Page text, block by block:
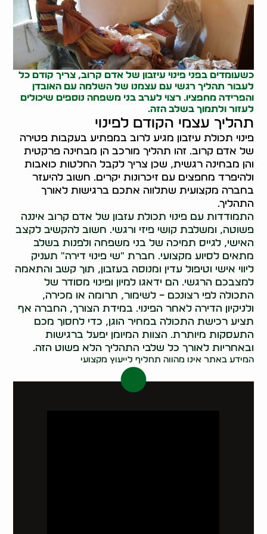
כשעומדים בפני פינוי עיזבון של אדם קרוב, צריך קודם כל
לעבור תהליך רגשי עם עצמנו של השלמה עם האובדן
והפרידה מחפציו. רצוי לערב בני משפחה נוספים שיכולים
לעזור ולתמוך בשלב הזה.
תהליך עצמי הקודם לפינוי
פינוי תכולת עיזבון מגיע לרוב במפתיע בעקבות פטירה
של אדם קרוב. זהו תהליך מורכב הן מבחינה פרקטית
והן מבחינה רגשית, שכן צריך לקבל החלטות כואבות
ולהיפרד מחפצים עם זיכרונות יקרים. חשוב להיעזר
בחברה מקצועית שתלווה אתכם ברגישות לאורך
התהליך.
התמודדות עם פינוי תכולת עזבון של אדם קרוב איננה
פשוטה, ומשלבת קושי פיזי ורגשי. חשוב להקשיב לקצב
האישי, לגייס תמיכה של בני משפחה ולפנות בשלב
מתאים לסיוע מקצועי. חברת "שי פינוי דירה" תעניק
ליווי אישי וטיפול עדין ומנוסה בעזבון, תוך קשב והתאמה
למצבכם הרגשי. הם ידאגו למיון ופינוי מסודר של
התכולה לפי רצונכם – לשימור, תרומה או מכירה,
ולניקיון הדירה לאחר הפינוי. במידת הצורך, החברה אף
תציע רכישת התכולה במחיר הוגן, כדי לחסוך מכם
התעסקות מיותרת. הצוות המיומן יפעל ברגישות
ובאחריות לאורך כל שלבי התהליך הלא פשוט הזה.
המידע באתר אינו מהווה תחליף לייעוץ מקצועי